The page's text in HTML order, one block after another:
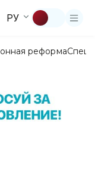
РУ
реформа